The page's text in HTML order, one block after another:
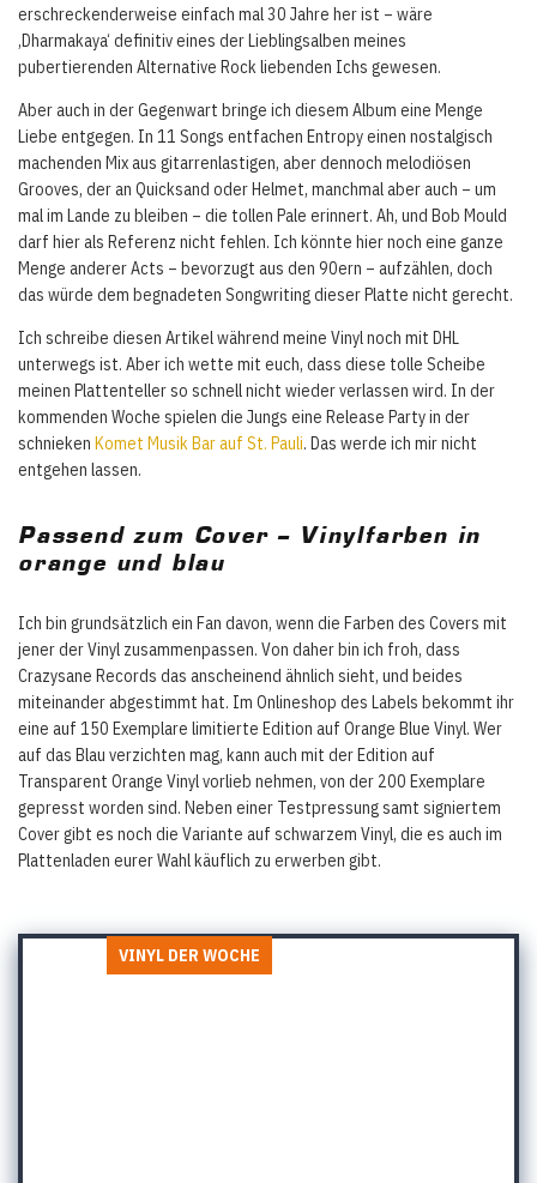
erschreckenderweise einfach mal 30 Jahre her ist – wäre
‚Dharmakaya‘ definitiv eines der Lieblingsalben meines
pubertierenden Alternative Rock liebenden Ichs gewesen.
Aber auch in der Gegenwart bringe ich diesem Album eine Menge
Liebe entgegen. In 11 Songs entfachen Entropy einen nostalgisch
machenden Mix aus gitarrenlastigen, aber dennoch melodiösen
Grooves, der an Quicksand oder Helmet, manchmal aber auch – um
mal im Lande zu bleiben – die tollen Pale erinnert. Ah, und Bob Mould
darf hier als Referenz nicht fehlen. Ich könnte hier noch eine ganze
Menge anderer Acts – bevorzugt aus den 90ern – aufzählen, doch
das würde dem begnadeten Songwriting dieser Platte nicht gerecht.
Ich schreibe diesen Artikel während meine Vinyl noch mit DHL
unterwegs ist. Aber ich wette mit euch, dass diese tolle Scheibe
meinen Plattenteller so schnell nicht wieder verlassen wird. In der
kommenden Woche spielen die Jungs eine Release Party in der
schnieken Komet Musik Bar auf St. Pauli. Das werde ich mir nicht
entgehen lassen.
Passend zum Cover – Vinylfarben in
orange und blau
Ich bin grundsätzlich ein Fan davon, wenn die Farben des Covers mit
jener der Vinyl zusammenpassen. Von daher bin ich froh, dass
Crazysane Records das anscheinend ähnlich sieht, und beides
miteinander abgestimmt hat. Im Onlineshop des Labels bekommt ihr
eine auf 150 Exemplare limitierte Edition auf Orange Blue Vinyl. Wer
auf das Blau verzichten mag, kann auch mit der Edition auf
Transparent Orange Vinyl vorlieb nehmen, von der 200 Exemplare
gepresst worden sind. Neben einer Testpressung samt signiertem
Cover gibt es noch die Variante auf schwarzem Vinyl, die es auch im
Plattenladen eurer Wahl käuflich zu erwerben gibt.
VINYL DER WOCHE